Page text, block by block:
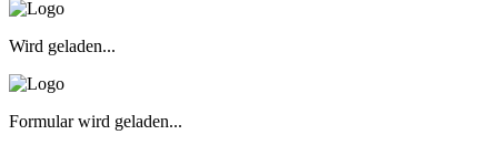
Wird geladen...
Formular wird geladen...